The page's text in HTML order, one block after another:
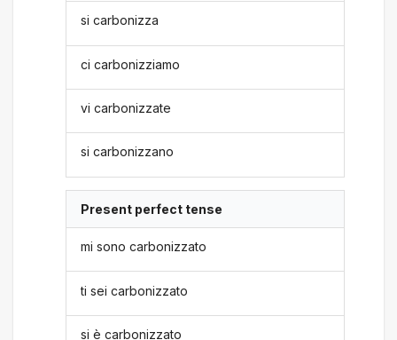
si carbonizza
ci carbonizziamo
vi carbonizzate
si carbonizzano
Present perfect tense
mi sono carbonizzato
ti sei carbonizzato
si è carbonizzato